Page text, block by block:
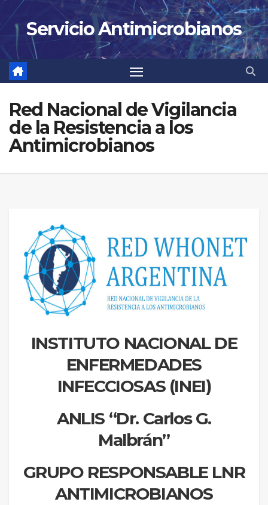
Saltar
contenido
Servicio Antimicrobianos
Red Nacional de Vigilancia
de la Resistencia a los
Antimicrobianos
INSTITUTO NACIONAL DE
ENFERMEDADES
INFECCIOSAS (INEI)
ANLIS “Dr. Carlos G.
Malbrán”
GRUPO RESPONSABLE LNR
ANTIMICROBIANOS